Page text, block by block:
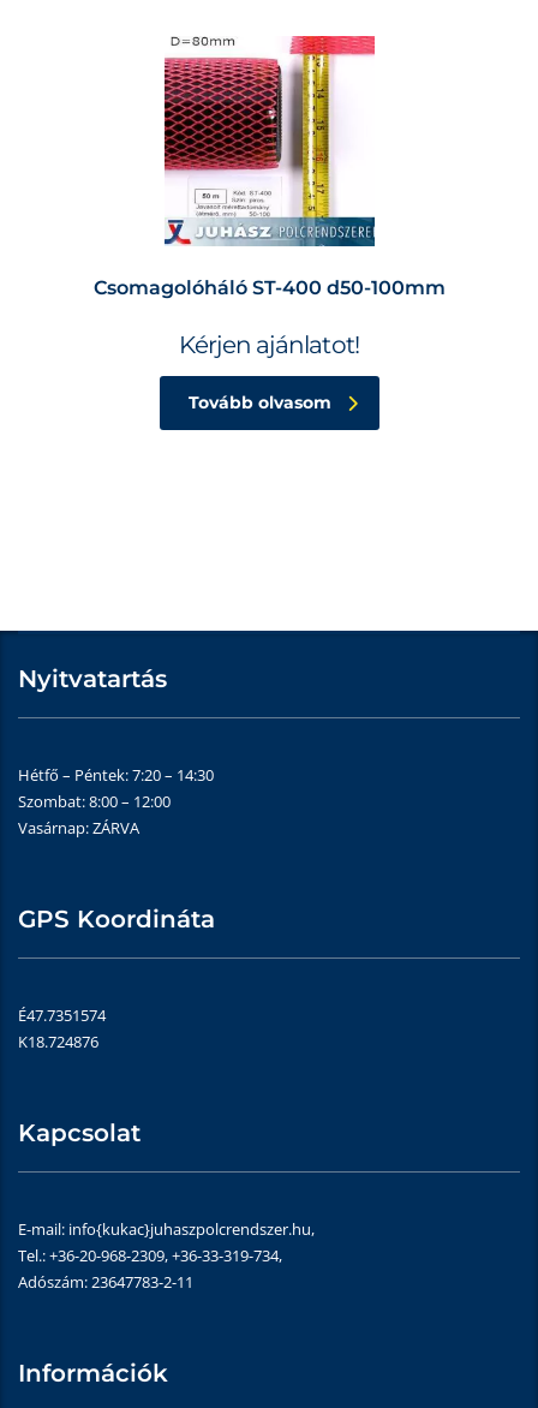
Csomagolóháló ST-400 d50-100mm
Kérjen ajánlatot!
Tovább olvasom
Nyitvatartás
Hétfő – Péntek: 7:20 – 14:30
Szombat: 8:00 – 12:00
Vasárnap: ZÁRVA
GPS Koordináta
É47.7351574
K18.724876
Kapcsolat
E-mail: info{kukac}juhaszpolcrendszer.hu,
Tel.: +36-20-968-2309, +36-33-319-734,
Adószám: 23647783-2-11
Információk